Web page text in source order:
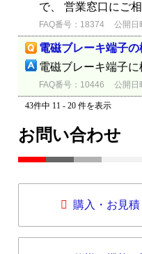
で、 営業窓口にご
FAQ番号：18374 公開日
電磁ブレーキ端子の
電磁ブレーキ端子
FAQ番号：10446 公開日
43件中 11 - 20 件を表示
お問い合わせ
購入・お見